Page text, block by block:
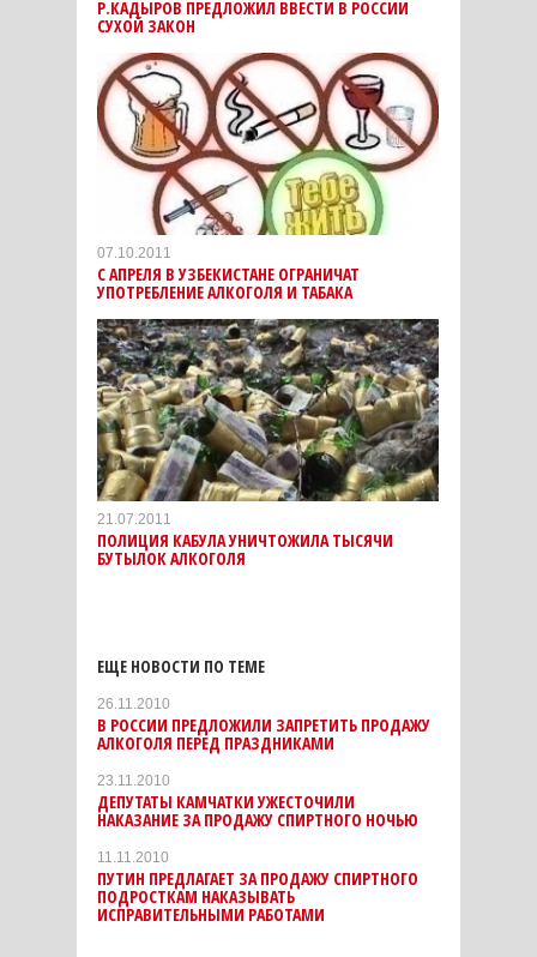
Р.КАДЫРОВ ПРЕДЛОЖИЛ ВВЕСТИ В РОССИИ
СУХОЙ ЗАКОН
07.10.2011
С АПРЕЛЯ В УЗБЕКИСТАНЕ ОГРАНИЧАТ
УПОТРЕБЛЕНИЕ АЛКОГОЛЯ И ТАБАКА
21.07.2011
ПОЛИЦИЯ КАБУЛА УНИЧТОЖИЛА ТЫСЯЧИ
БУТЫЛОК АЛКОГОЛЯ
ЕЩЕ НОВОСТИ ПО ТЕМЕ
26.11.2010
В РОССИИ ПРЕДЛОЖИЛИ ЗАПРЕТИТЬ ПРОДАЖУ
АЛКОГОЛЯ ПЕРЕД ПРАЗДНИКАМИ
23.11.2010
ДЕПУТАТЫ КАМЧАТКИ УЖЕСТОЧИЛИ
НАКАЗАНИЕ ЗА ПРОДАЖУ СПИРТНОГО НОЧЬЮ
11.11.2010
ПУТИН ПРЕДЛАГАЕТ ЗА ПРОДАЖУ СПИРТНОГО
ПОДРОСТКАМ НАКАЗЫВАТЬ
ИСПРАВИТЕЛЬНЫМИ РАБОТАМИ